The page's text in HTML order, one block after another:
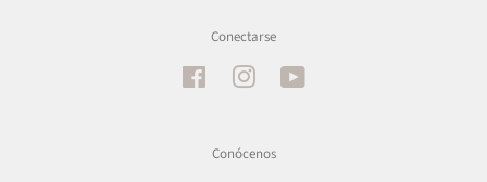
Conectarse
Facebook Instagram
Conócenos